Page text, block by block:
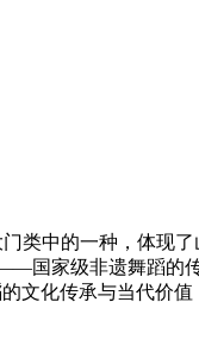
中的一种，体现了
国家级非遗舞蹈的
文化传承与当代价